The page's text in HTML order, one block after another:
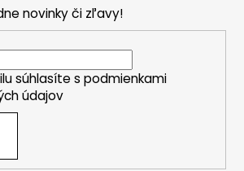
novinky či zľavy!
súhlasíte s podmienkami
údajov